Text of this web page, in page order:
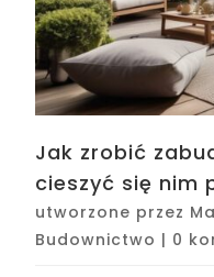
Jak zrobić
cieszyć się nim
utworzone przez
Budownictwo | 0